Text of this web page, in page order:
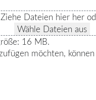
Ziehe Dateien hier her
Wähle Dateien aus
16 MB.
möchten,